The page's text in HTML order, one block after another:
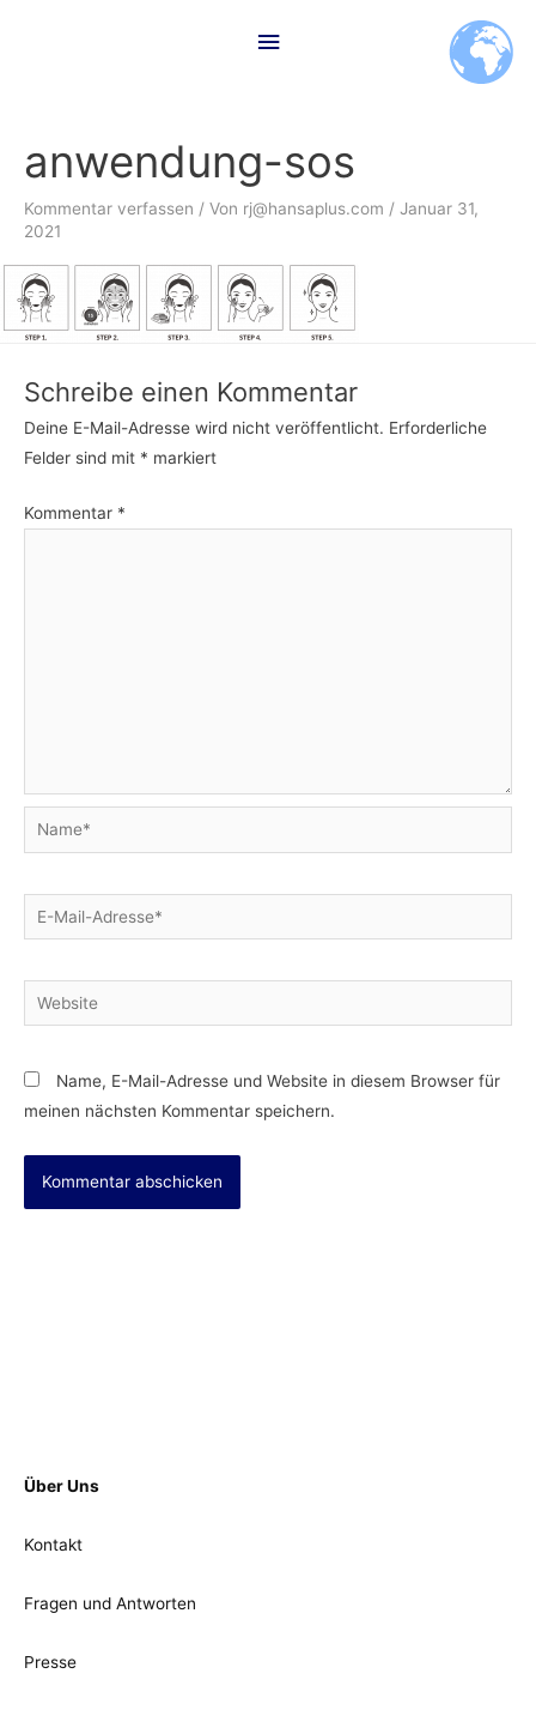
anwendung-sos
Kommentar verfassen / Von rj@hansaplus.com / Januar 31,
2021
Schreibe einen Kommentar
Deine E-Mail-Adresse wird nicht veröffentlicht. Erforderliche
Felder sind mit * markiert
Kommentar *
Name*
E-
Mail-
Website
Name, E-Mail-Adresse und Website in diesem Browser für
meinen nächsten Kommentar speichern.
Über Uns
Kontakt
Fragen und Antworten
Presse